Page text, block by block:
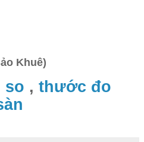
Khuê)
so , thước đo